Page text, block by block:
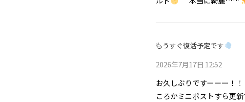
もうすぐ復活予定です
2026年7月17日 12:52
お久しぶりですーーー！
ころかミニポストすら更